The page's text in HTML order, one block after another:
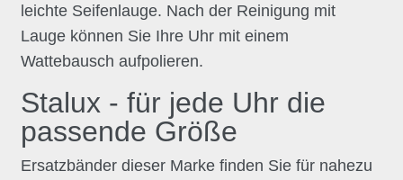
leichte Seifenlauge. Nach der Reinigung mit
Lauge können Sie Ihre Uhr mit einem
Wattebausch aufpolieren.
Stalux - für jede Uhr die
passende Größe
Ersatzbänder dieser Marke finden Sie für nahezu